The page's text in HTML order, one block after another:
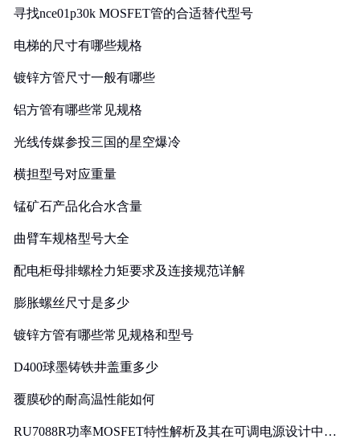
寻找nce01p30k MOSFET管的合适替代型号
电梯的尺寸有哪些规格
镀锌方管尺寸一般有哪些
铝方管有哪些常见规格
光线传媒参投三国的星空爆冷
横担型号对应重量
锰矿石产品化合水含量
曲臂车规格型号大全
配电柜母排螺栓力矩要求及连接规范详解
膨胀螺丝尺寸是多少
镀锌方管有哪些常见规格和型号
D400球墨铸铁井盖重多少
覆膜砂的耐高温性能如何
RU7088R功率MOSFET特性解析及其在可调电源设计中的